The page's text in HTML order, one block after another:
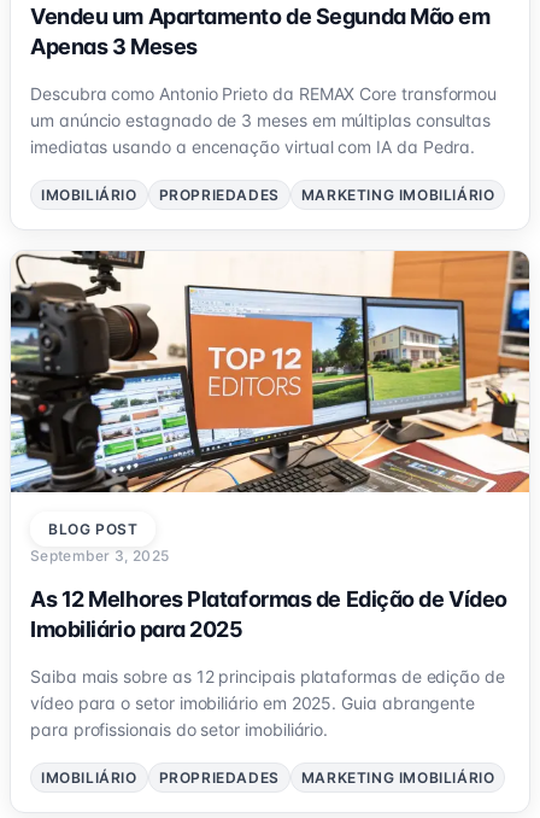
Vendeu um Apartamento de Segunda Mão em
Apenas 3 Meses
Descubra como Antonio Prieto da REMAX Core transformou
um anúncio estagnado de 3 meses em múltiplas consultas
imediatas usando a encenação virtual com IA da Pedra.
IMOBILIÁRIO PROPRIEDADES MARKETING IMOBILIÁRIO
BLOG POST
September 3, 2025
As 12 Melhores Plataformas de Edição de Vídeo
Imobiliário para 2025
Saiba mais sobre as 12 principais plataformas de edição de
vídeo para o setor imobiliário em 2025. Guia abrangente
para profissionais do setor imobiliário.
IMOBILIÁRIO PROPRIEDADES MARKETING IMOBILIÁRIO